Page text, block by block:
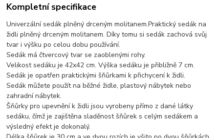
Kompletní specifikace
Univerzální sedák plněný drceným molitanem.Praktický sedák na
židli plněný drceným molitanem. Díky tomu si sedák zachová svůj
tvar i výšku po celou dobu používání.
Sedák má čtvercový tvar se zaoblenými rohy.
Velikost sedáku je 42x42 cm. Výška sedáku je přibližně 7 cm.
Sedák je opatřen praktickými šňůrkami k přichycení k židli.
Sedák můžete použít na běžné židle, plastový nábytek nebo
zahradní nábytek.
Šňůrky pro upevnění k židli jsou vyrobeny přímo z dané látky
sedáku, čímž je zajištěna sladěnost šňůrek s celým sedákem a
výsledný efekt je dokonalý.